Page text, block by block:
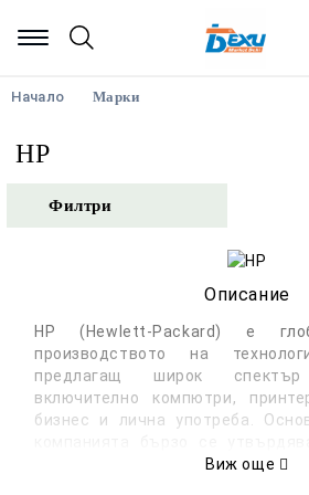
Начало Марки
HP
Филтри
Описание
HP (Hewlett-Packard) е
производството на
предлагащ широк
включително компютри,
бизнес и лична употреба.
надеждност, качество и
Виж още